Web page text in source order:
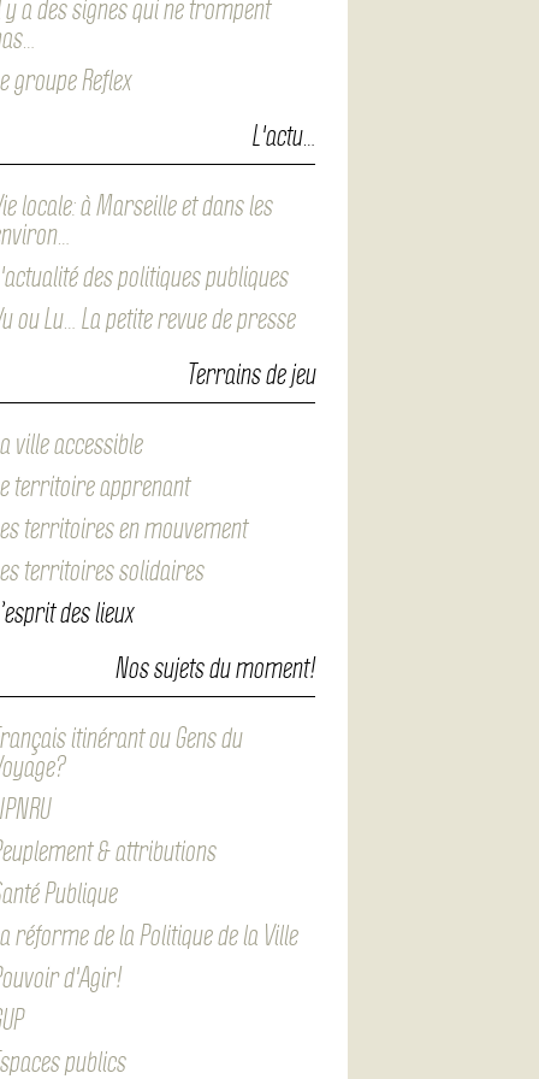
y a des signes qui ne trompent
groupe Reflex
L'actu…
locale: à Marseille et dans les
des politiques publiques
ou Lu… La petite revue de presse
Terrains de jeu
ville accessible
territoire apprenant
territoires en mouvement
territoires solidaires
des lieux
Nos sujets du moment!
itinérant ou Gens du
& attributions
Publique
réforme de la Politique de la Ville
d'Agir!
publics